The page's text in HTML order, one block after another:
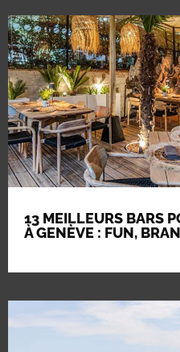
13 MEILLEURS BARS
À GENÈVE : FUN,